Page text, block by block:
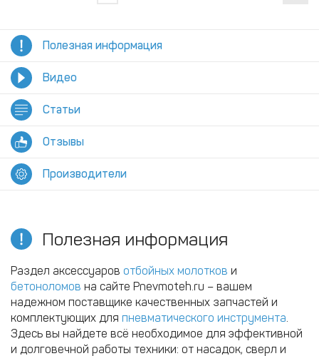
Полезная информация
Видео
Статьи
Отзывы
Производители
Полезная информация
Раздел аксессуаров отбойных молотков и
бетоноломов на сайте Pnevmoteh.ru – вашем
надежном поставщике качественных запчастей и
комплектующих для пневматического инструмента
Здесь вы найдете всё необходимое для эффективной
и долговечной работы техники: от насадок, сверл и